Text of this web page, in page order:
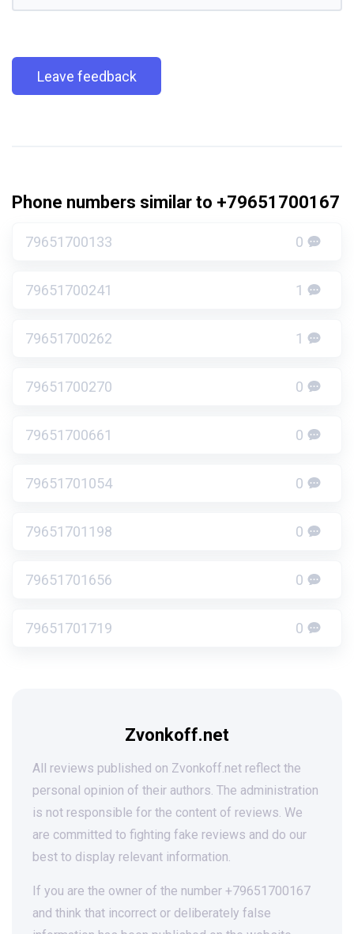
Leave feedback
Phone numbers similar to +79651700167
79651700133 0
79651700241 1
79651700262 1
79651700270 0
79651700661 0
79651701054 0
79651701198 0
79651701656 0
79651701719 0
Zvonkoff.net
All reviews published on Zvonkoff.net reflect the
personal opinion of their authors. The administration
is not responsible for the content of reviews. We
are committed to fighting fake reviews and do our
best to display relevant information.
If you are the owner of the number +79651700167
and think that incorrect or deliberately false